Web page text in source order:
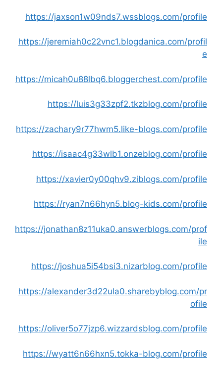
https://jaxson1w09nds7.wssblogs.com/profile
https://jeremiah0c22vnc1.blogdanica.com/profil
e
https://micah0u88lbq6.bloggerchest.com/profile
https://luis3g33zpf2.tkzblog.com/profile
https://zachary9r77hwm5.like-blogs.com/profile
https://isaac4g33wlb1.onzeblog.com/profile
https://xavier0y00qhv9.ziblogs.com/profile
https://ryan7n66hyn5.blog-kids.com/profile
https://jonathan8z11uka0.answerblogs.com/prof
ile
https://joshua5i54bsi3.nizarblog.com/profile
https://alexander3d22ula0.sharebyblog.com/pr
ofile
https://oliver5o77jzp6.wizzardsblog.com/profile
https://wyatt6n66hxn5.tokka-blog.com/profile